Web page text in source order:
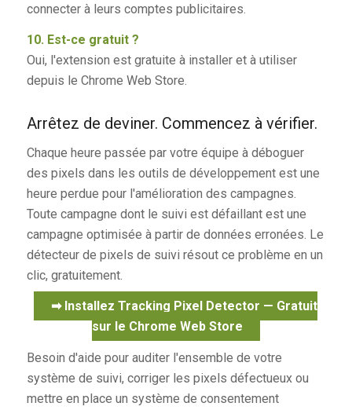
connecter à leurs comptes publicitaires.
10. Est-ce gratuit ?
Oui, l'extension est gratuite à installer et à utiliser
depuis le Chrome Web Store.
Arrêtez de deviner. Commencez à vérifier.
Chaque heure passée par votre équipe à déboguer
des pixels dans les outils de développement est une
heure perdue pour l'amélioration des campagnes.
Toute campagne dont le suivi est défaillant est une
campagne optimisée à partir de données erronées. Le
détecteur de pixels de suivi résout ce problème en un
clic, gratuitement.
➡ Installez Tracking Pixel Detector — Gratuit
sur le Chrome Web Store
Besoin d'aide pour auditer l'ensemble de votre
système de suivi, corriger les pixels défectueux ou
mettre en place un système de consentement